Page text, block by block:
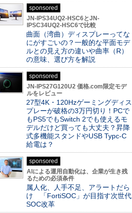
sponsored
JN-IPS34UQ2-HSC6とJN-
IPSC34UQ2-HSC6で比較
曲面（湾曲）ディスプレーってな
にがすごいの？一般的な平面モデ
ルとの見え方の違いや曲率（R）
の意味、選び方を解説
sponsored
JN-IPS27G120U2 価格.com限定モデ
ルをレビュー
27型4K・120Hzゲーミングディス
プレーが破格の3万円切り！PCで
もPS5でもSwitch 2でも使えるモ
デルだけど買っても大丈夫？昇降
式多機能スタンドやUSB Typc-C
給電は？
sponsored
AIによる運用自動化は、企業が生き残
るための必須条件
属人化、人手不足、アラートだら
け 「FortiSOC」が目指す次世代
SOC改革